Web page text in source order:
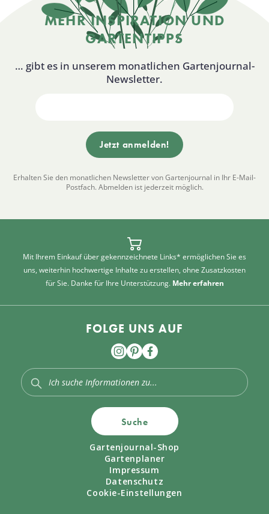
MEHR INSPIRATION UND
GARTENTIPPS
… gibt es in unserem monatlichen Gartenjournal-
Newsletter.
Erhalten Sie den monatlichen Newsletter von Gartenjournal in Ihr E-Mail-
Postfach. Abmelden ist jederzeit möglich.
Mit Ihrem Einkauf über gekennzeichnete Links* ermöglichen Sie es
uns, weiterhin hochwertige Inhalte zu erstellen, ohne Zusatzkosten
für Sie. Danke für Ihre Unterstützung. Mehr erfahren
FOLGE UNS AUF
Suche
Gartenjournal-Shop
Gartenplaner
Impressum
Datenschutz
Cookie-Einstellungen